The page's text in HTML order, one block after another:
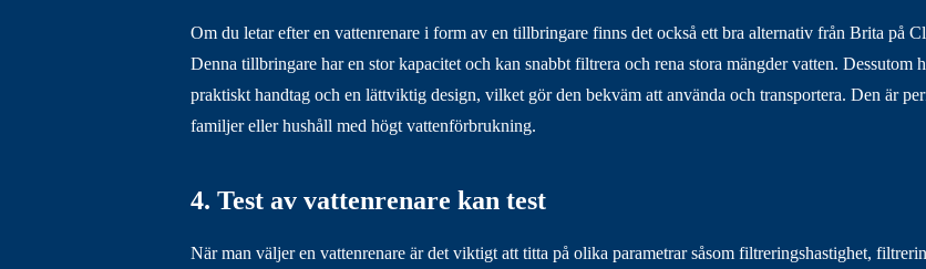
Om du letar efter en vattenrenare i form av en tillbringare finns det också ett bra alternativ från Brita på
Denna tillbringare har en stor kapacitet och kan snabbt filtrera och rena stora mängder vatten. Dessutom
praktiskt handtag och en lättviktig design, vilket gör den bekväm att använda och transportera. Den är
familjer eller hushåll med högt vattenförbrukning.
4. Test av vattenrenare kan test
När man väljer en vattenrenare är det viktigt att titta på olika parametrar såsom filtreringshastighet,